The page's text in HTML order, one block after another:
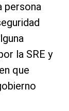
persona
la SRE y
que